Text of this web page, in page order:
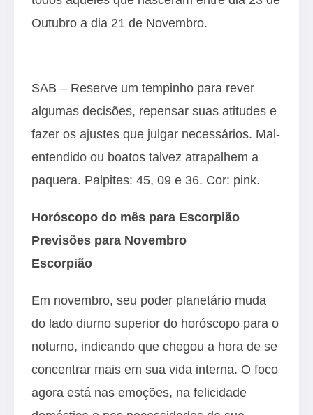
Outubro a dia 21 de Novembro.
SAB – Reserve um tempinho para rever
algumas decisões, repensar suas atitudes e
fazer os ajustes que julgar necessários. Mal-
entendido ou boatos talvez atrapalhem a
paquera. Palpites: 45, 09 e 36. Cor: pink.
Horóscopo do mês para Escorpião
Previsões para Novembro
Escorpião
Em novembro, seu poder planetário muda
do lado diurno superior do horóscopo para o
noturno, indicando que chegou a hora de se
concentrar mais em sua vida interna. O foco
agora está nas emoções, na felicidade